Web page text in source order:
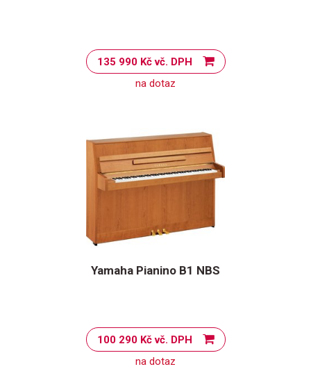
135 990 Kč vč. DPH
na dotaz
Yamaha Pianino B1 NBS
100 290 Kč vč. DPH
na dotaz